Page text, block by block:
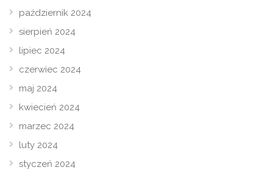
październik 2024
sierpień 2024
lipiec 2024
czerwiec 2024
maj 2024
kwiecień 2024
marzec 2024
luty 2024
styczeń 2024